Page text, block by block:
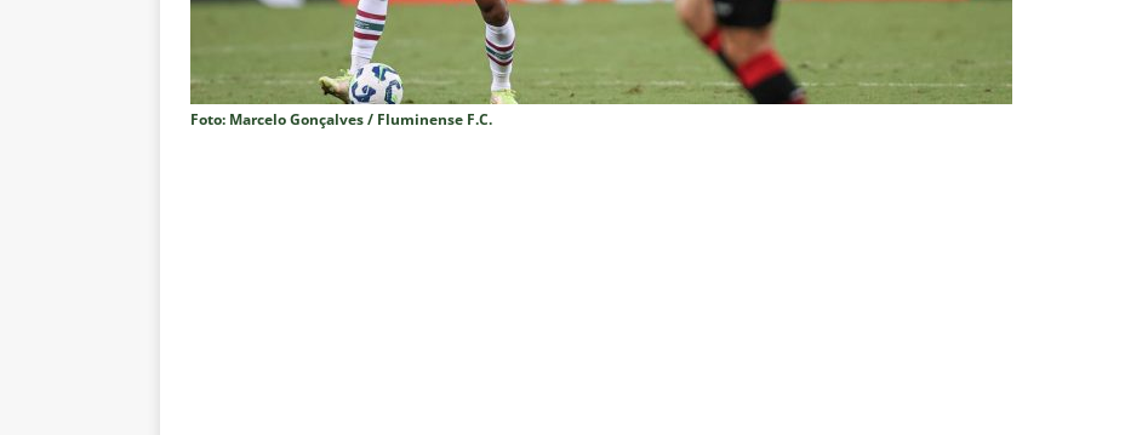
Rivadavia
NOTÍCIAS
[ 7 de agosto de 2026 ] Urgente: Fluminense revela resultados dos exames de John Kennedy
NOTÍCIAS
Foto: Marcelo Gonçalves / Fluminense F.C.